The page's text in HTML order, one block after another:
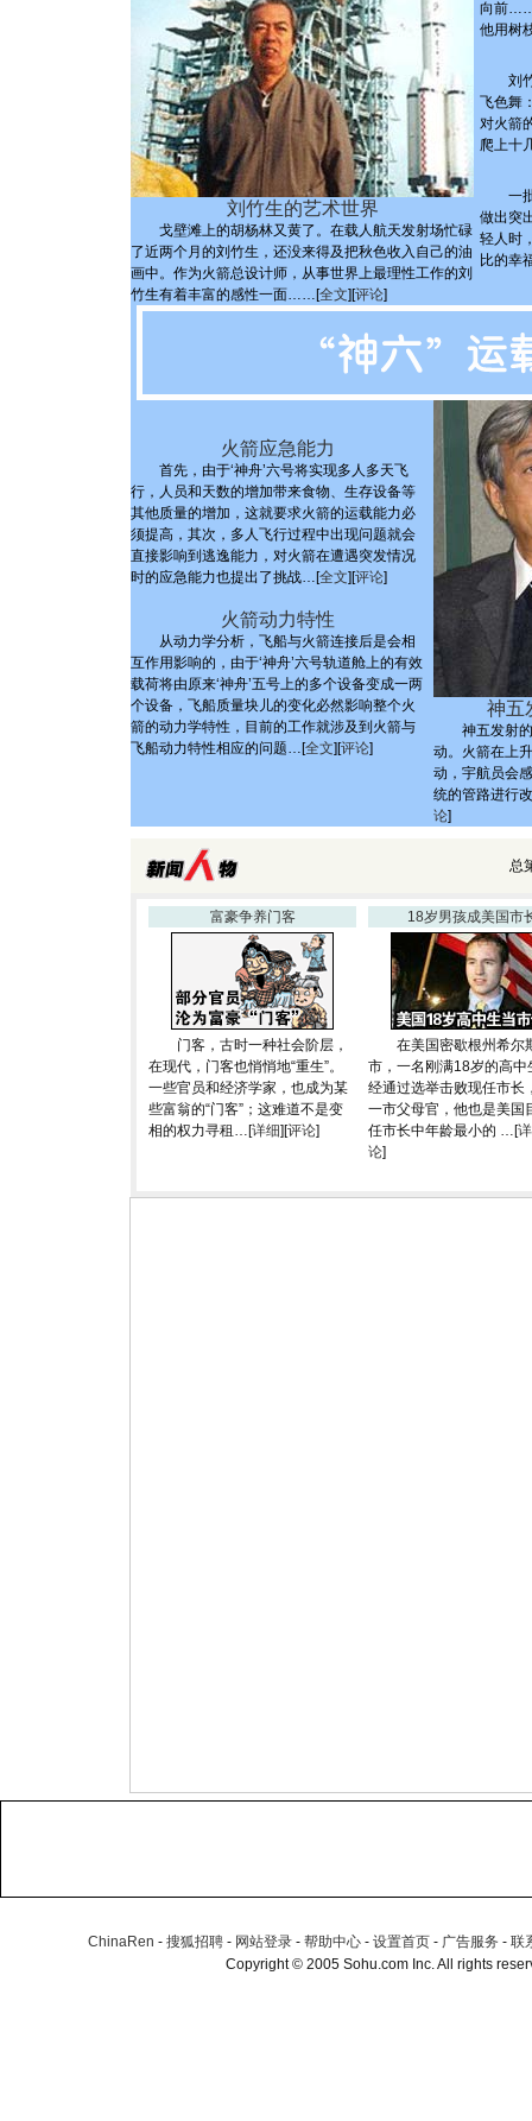
刘竹生的艺术世界
戈壁滩上的胡杨林又黄了。在载人航天发射场忙碌
了近两个月的刘竹生，还没来得及把秋色收入自己的油
画中。作为火箭总设计师，从事世界上最理性工作的刘
竹生有着丰富的感性一面……[全文][评论]
向前……
他用树
刘竹
飞色舞
对火箭
爬上十
一批
做出突
轻人时
比的幸
火箭应急能力
首先，由于‘神舟’六号将实现多人多天飞
行，人员和天数的增加带来食物、生存设备等
其他质量的增加，这就要求火箭的运载能力必
须提高，其次，多人飞行过程中出现问题就会
直接影响到逃逸能力，对火箭在遭遇突发情况
时的应急能力也提出了挑战…[全文][评论]
火箭动力特性
从动力学分析，飞船与火箭连接后是会相
互作用影响的，由于‘神舟’六号轨道舱上的有效
载荷将由原来‘神舟’五号上的多个设备变成一两
个设备，飞船质量块儿的变化必然影响整个火
箭的动力学特性，目前的工作就涉及到火箭与
飞船动力特性相应的问题…[全文][评论]
神五
神五发射的
动。火箭在上
动，宇航员会
统的管路进行
论]
总
富豪争养门客
门客，古时一种社会阶层，
在现代，门客也悄悄地“重生”。
一些官员和经济学家，也成为某
些富翁的“门客”；这难道不是变
相的权力寻租…[详细][评论]
18岁男孩成美国市
在美国密歇根州希尔
市，一名刚满18岁的高中
经通过选举击败现任市长
一市父母官，他也是美国
任市长中年龄最小的 …[
论]
ChinaRen - 搜狐招聘 - 网站登录 - 帮助中心 - 设置首页 - 广告服务 - 联
Copyright © 2005 Sohu.com Inc. All rights